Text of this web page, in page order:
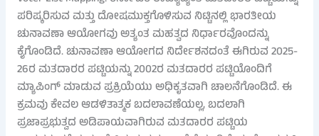
ಪರಿಷ್ಕರಿಸುವ ಮತ್ತು ದೋಷಮುಕ್ತಗೊಳಿಸುವ ನಿಟ್ಟಿನಲ್ಲಿ ಭಾರತೀಯ
ಚುನಾವಣಾ ಆಯೋಗವು ಅತ್ಯಂತ ಮಹತ್ವದ ನಿರ್ಧಾರವೊಂದನ್ನು
ಕೈಗೊಂಡಿದೆ. ಚುನಾವಣಾ ಆಯೋಗದ ನಿರ್ದೇಶನದಂತೆ ಈಗಿರುವ 2025-
26ರ ಮತದಾರರ ಪಟ್ಟಿಯನ್ನು 2002ರ ಮತದಾರರ ಪಟ್ಟಿಯೊಂದಿಗೆ
ಮ್ಯಾಪಿಂಗ್ ಮಾಡುವ ಪ್ರಕ್ರಿಯೆಯು ಅಧಿಕೃತವಾಗಿ ಚಾಲನೆಗೊಂಡಿದೆ. ಈ
ಕ್ರಮವು ಕೇವಲ ಆಡಳಿತಾತ್ಮಕ ಬದಲಾವಣೆಯಲ್ಲ, ಬದಲಾಗಿ
ಪ್ರಜಾಪ್ರಭುತ್ವದ ಅಡಿಪಾಯವಾಗಿರುವ ಮತದಾರರ ಪಟ್ಟಿಯ